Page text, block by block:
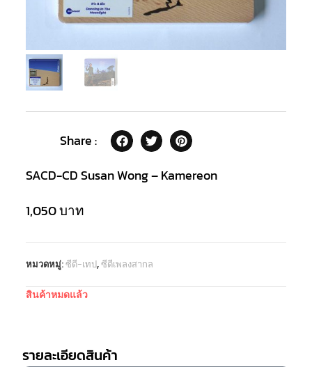
Share :
SACD-CD Susan Wong – Kamereon
1,050บาท
หมวดหมู่:ซีดี-เทป,ซีดีเพลงสากล
สินค้าหมดแล้ว
รายละเอียดสินค้า